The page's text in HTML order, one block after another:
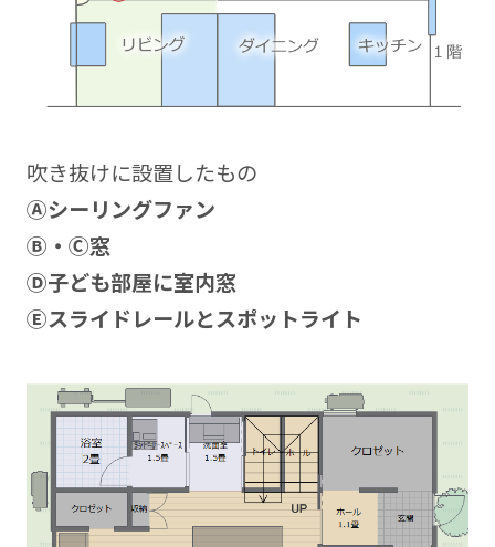
吹き抜けに設置したもの
Ⓐシーリングファン
Ⓑ・Ⓒ窓
Ⓓ子ども部屋に室内窓
Ⓔスライドレールとスポットライト